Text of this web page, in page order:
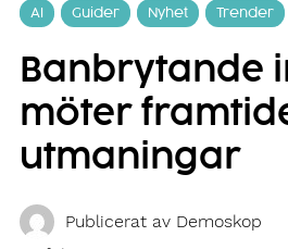
AI Guider Nyhet Trender
Banbrytande
möter
utmaningar
Publicerat av Demoskop